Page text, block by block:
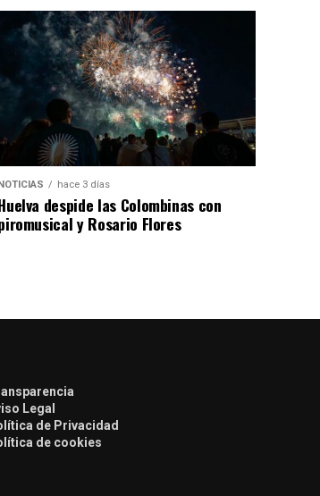
hace 3 días
despide las Colombinas con
y Rosario Flores
Legal
de Privacidad
de cookies